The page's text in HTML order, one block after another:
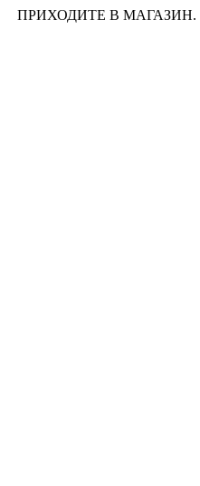
ПРИХОДИТЕ В МАГАЗИН.